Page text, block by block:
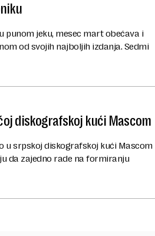
punom jeku, mesec mart obećava i
od svojih najboljih izdanja. Sedmi
diskografskoj kući Mascom
u srpskoj diskografskoj kući Mascom
da zajedno rade na formiranju